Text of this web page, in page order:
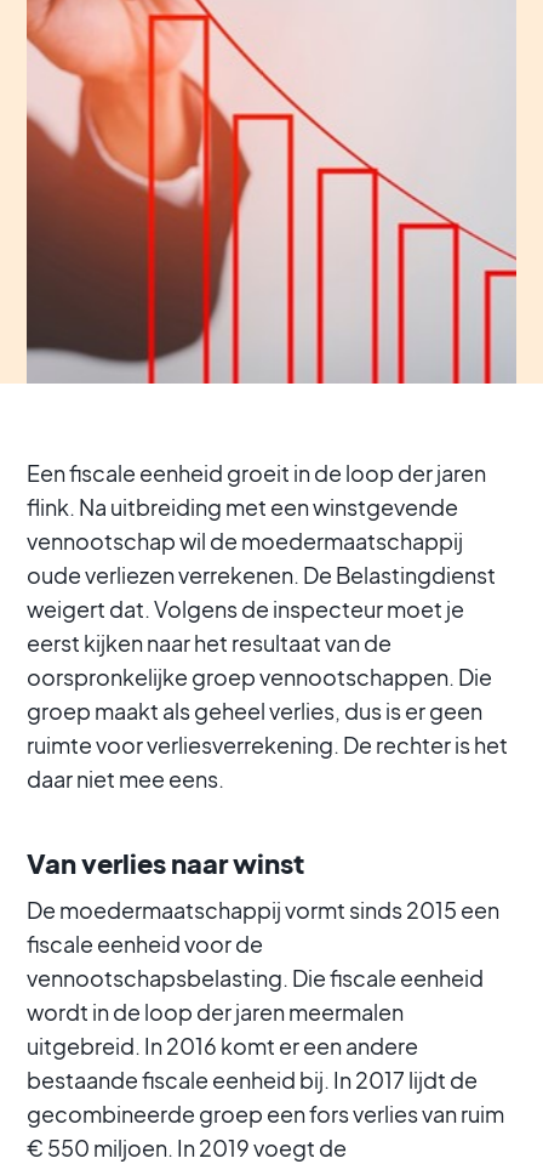
Een fiscale eenheid groeit in de loop der jaren
flink. Na uitbreiding met een winstgevende
vennootschap wil de moedermaatschappij
oude verliezen verrekenen. De Belastingdienst
weigert dat. Volgens de inspecteur moet je
eerst kijken naar het resultaat van de
oorspronkelijke groep vennootschappen. Die
groep maakt als geheel verlies, dus is er geen
ruimte voor verliesverrekening. De rechter is het
daar niet mee eens.
Van verlies naar winst
De moedermaatschappij vormt sinds 2015 een
fiscale eenheid voor de
vennootschapsbelasting. Die fiscale eenheid
wordt in de loop der jaren meermalen
uitgebreid. In 2016 komt er een andere
bestaande fiscale eenheid bij. In 2017 lijdt de
gecombineerde groep een fors verlies van ruim
€ 550 miljoen. In 2019 voegt de